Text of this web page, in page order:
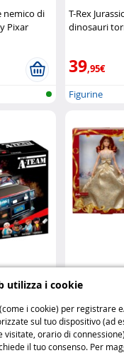
utilizza i cookie
i cookie) per registrare
sul tuo dispositivo (ad
visitate, orario di
il tuo consenso. Per
nemico di
Pixar
T-Rex
dinosauri
39,95€
Figurine
Team
quattro
Barbie
39,95€